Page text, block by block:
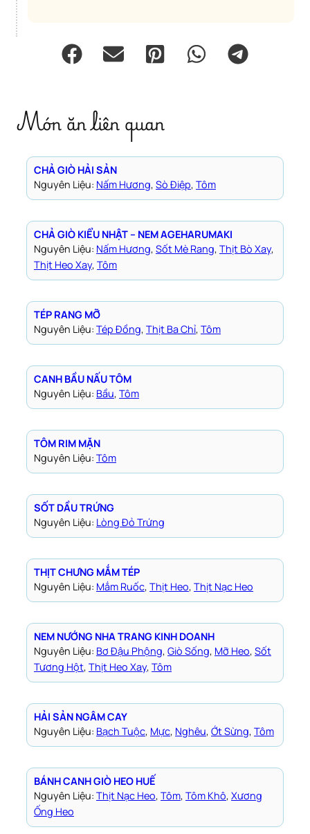
Món ăn liên quan
CHẢ GIÒ HẢI SẢN
Nguyên Liệu: Nấm Hương, Sò Điệp, Tôm
CHẢ GIÒ KIỂU NHẬT – NEM AGEHARUMAKI
Nguyên Liệu: Nấm Hương, Sốt Mè Rang, Thịt Bò Xay
Thịt Heo Xay, Tôm
TÉP RANG MỠ
Nguyên Liệu: Tép Đồng, Thịt Ba Chỉ, Tôm
CANH BẦU NẤU TÔM
Nguyên Liệu: Bầu, Tôm
TÔM RIM MẶN
Nguyên Liệu: Tôm
SỐT DẦU TRỨNG
Nguyên Liệu: Lòng Đỏ Trứng
THỊT CHƯNG MẮM TÉP
Nguyên Liệu: Mắm Ruốc, Thịt Heo, Thịt Nạc Heo
NEM NƯỚNG NHA TRANG KINH DOANH
Nguyên Liệu: Bơ Đậu Phộng, Giò Sống, Mỡ Heo, Sốt
Tương Hột, Thịt Heo Xay, Tôm
HẢI SẢN NGÂM CAY
Nguyên Liệu: Bạch Tuộc, Mực, Nghêu, Ớt Sừng, Tôm
BÁNH CANH GIÒ HEO HUẾ
Nguyên Liệu: Thịt Nạc Heo, Tôm, Tôm Khô, Xương
Ống Heo